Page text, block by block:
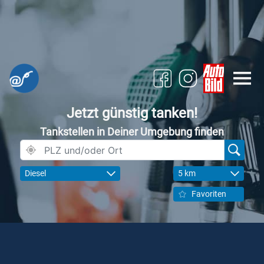
Jetzt günstig tanken!
Tankstellen in Deiner Umgebung finden
Diesel 5 km
Favoriten